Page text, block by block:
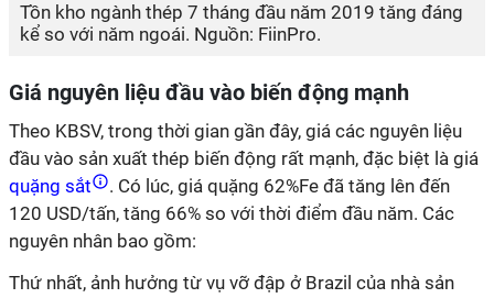
Tồn kho ngành thép 7 tháng đầu năm 2019 tăng đáng
kể so với năm ngoái. Nguồn: FiinPro.
Giá nguyên liệu đầu vào biến động mạnh
Theo KBSV, trong thời gian gần đây, giá các nguyên liệu
đầu vào sản xuất thép biến động rất mạnh, đặc biệt là giá
quặng sắt
. Có lúc, giá quặng 62%Fe đã tăng lên đến
120 USD/tấn, tăng 66% so với thời điểm đầu năm. Các
nguyên nhân bao gồm:
Thứ nhất, ảnh hưởng từ vụ vỡ đập ở Brazil của nhà sản